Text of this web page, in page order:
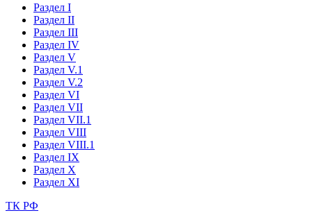
Раздел I
Раздел II
Раздел III
Раздел IV
Раздел V
Раздел V.1
Раздел V.2
Раздел VI
Раздел VII
Раздел VII.1
Раздел VIII
Раздел VIII.1
Раздел IX
Раздел X
Раздел XI
ТК РФ